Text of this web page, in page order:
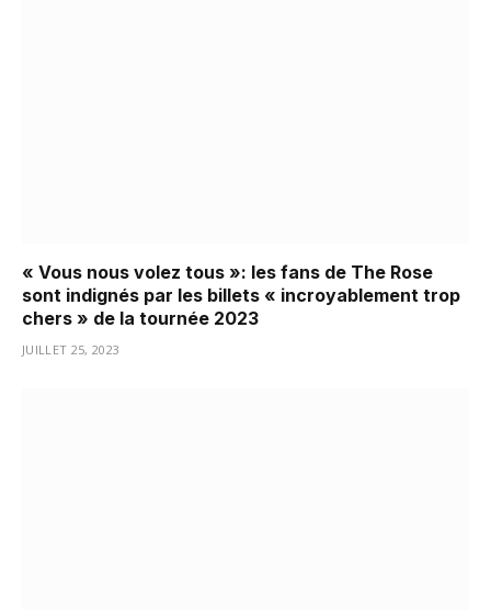
« Vous nous volez tous »: les fans de The Rose
sont indignés par les billets « incroyablement trop
chers » de la tournée 2023
JUILLET 25, 2023